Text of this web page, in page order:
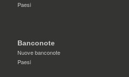
Paesi
Banconote
Nuove banconote
Paesi